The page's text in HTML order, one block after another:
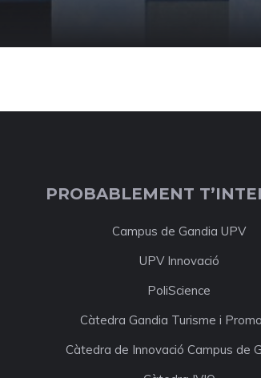
PROBABLEMENT
Campus de Gandia UPV
UPV Innovació
PoliScience
Càtedra Gandia Turisme i
Càtedra de Innovació Campus de